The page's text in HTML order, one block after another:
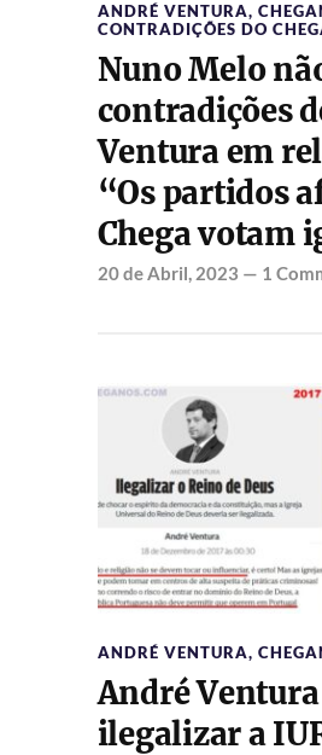
ANDRÉ VENTURA,
CONTRADIÇÕES DO
Nuno Melo
contradições
Ventura em
“Os partidos
Chega votam
20 de Abril, 2023 — 1
ANDRÉ VENTURA,
André
ilegalizar a